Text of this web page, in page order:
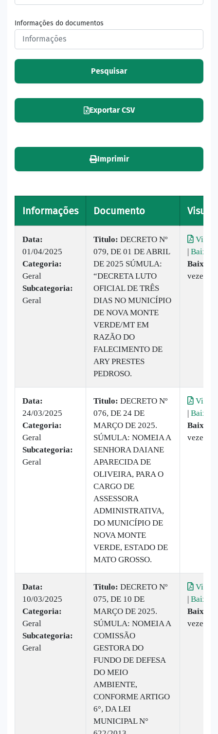
Informações do documentos
Pesquisar
Exportar CSV
Imprimir
Informações Documento
Data:
01/04/2025
Categoria:
Geral
Subcategoria:
Geral
Titulo: DECRETO Nº
079, DE 01 DE ABRIL
DE 2025 SÚMULA:
“DECRETA LUTO
OFICIAL DE TRÊS
DIAS NO MUNICÍPIO
DE NOVA MONTE
VERDE/MT EM
RAZÃO DO
FALECIMENTO DE
ARY PRESTES
PEDROSO.
| Baixar
vezes
Data:
24/03/2025
Categoria:
Geral
Subcategoria:
Geral
Titulo: DECRETO Nº
076, DE 24 DE
MARÇO DE 2025.
SÚMULA: NOMEIA A
SENHORA DAIANE
APARECIDA DE
OLIVEIRA, PARA O
CARGO DE
ASSESSORA
ADMINISTRATIVA,
DO MUNICÍPIO DE
NOVA MONTE
VERDE, ESTADO DE
MATO GROSSO.
| Baixar
vezes
Data:
10/03/2025
Categoria:
Geral
Subcategoria:
Geral
Titulo: DECRETO Nº
075, DE 10 DE
MARÇO DE 2025.
SÚMULA: NOMEIA A
COMISSÃO
GESTORA DO
FUNDO DE DEFESA
DO MEIO
AMBIENTE,
CONFORME ARTIGO
6°, DA LEI
MUNICIPAL N°
| Baixar
vezes